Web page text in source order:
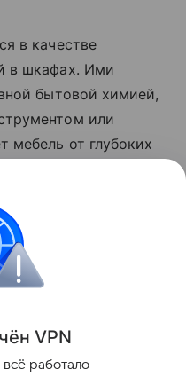
в качестве
в шкафах. Ими
бытовой химией,
или
мебель от глубоких
время на полную
ён VPN
работало